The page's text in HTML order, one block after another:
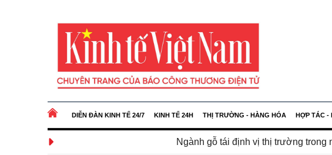
DIỄN ĐÀN KINH TẾ 24/7 KINH TẾ 24H THỊ TRƯỜNG - HÀNG HÓA HỢP TÁC -
Ngành gỗ tái định vị thị trường trong nước